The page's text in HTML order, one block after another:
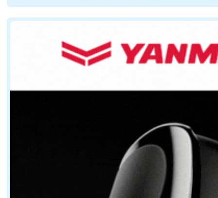
Pour exister dans cet environnement, un nouveau
Une plateforme conçue pour privilégier la vie à
Avec 16,50 mètres de longueur hors tout pour près
Le carré réunit un salon et une cuisine de grandes
Une autonomie pensée pour la croisière
L'autre enjeu majeur concerne le programme de
Sur le papier, ces caractéristiques orientent